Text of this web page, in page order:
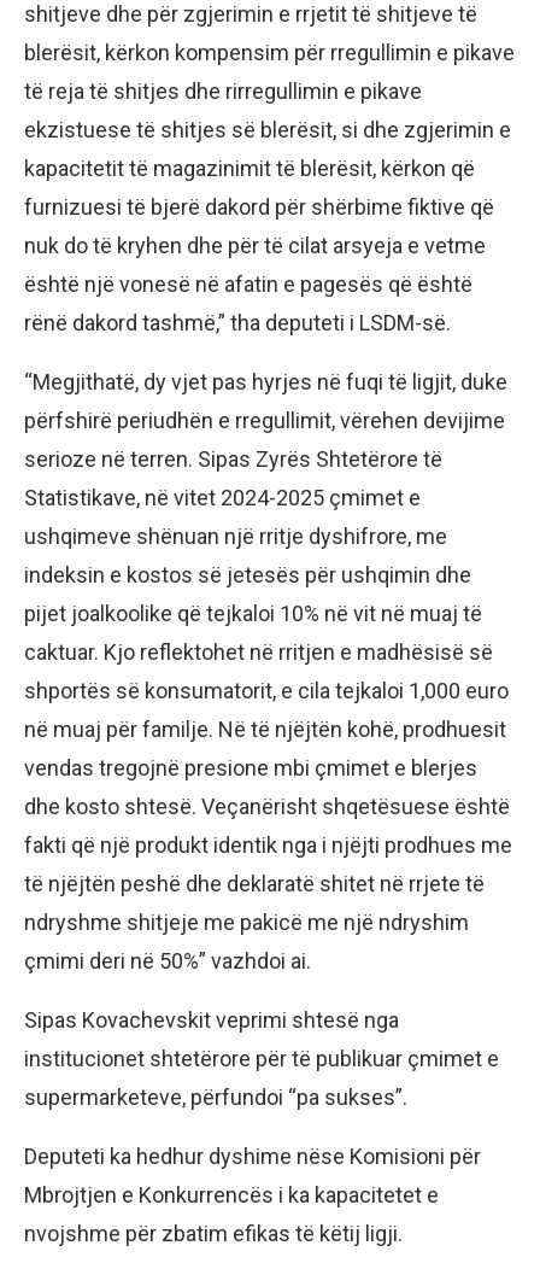
shitjeve dhe për zgjerimin e rrjetit të shitjeve të
blerësit, kërkon kompensim për rregullimin e pikave
të reja të shitjes dhe rirregullimin e pikave
ekzistuese të shitjes së blerësit, si dhe zgjerimin e
kapacitetit të magazinimit të blerësit, kërkon që
furnizuesi të bjerë dakord për shërbime fiktive që
nuk do të kryhen dhe për të cilat arsyeja e vetme
është një vonesë në afatin e pagesës që është
rënë dakord tashmë,” tha deputeti i LSDM-së.
“Megjithatë, dy vjet pas hyrjes në fuqi të ligjit, duke
përfshirë periudhën e rregullimit, vërehen devijime
serioze në terren. Sipas Zyrës Shtetërore të
Statistikave, në vitet 2024-2025 çmimet e
ushqimeve shënuan një rritje dyshifrore, me
indeksin e kostos së jetesës për ushqimin dhe
pijet joalkoolike që tejkaloi 10% në vit në muaj të
caktuar. Kjo reflektohet në rritjen e madhësisë së
shportës së konsumatorit, e cila tejkaloi 1,000 euro
në muaj për familje. Në të njëjtën kohë, prodhuesit
vendas tregojnë presione mbi çmimet e blerjes
dhe kosto shtesë. Veçanërisht shqetësuese është
fakti që një produkt identik nga i njëjti prodhues me
të njëjtën peshë dhe deklaratë shitet në rrjete të
ndryshme shitjeje me pakicë me një ndryshim
çmimi deri në 50%” vazhdoi ai.
Sipas Kovachevskit veprimi shtesë nga
institucionet shtetërore për të publikuar çmimet e
supermarketeve, përfundoi “pa sukses”.
Deputeti ka hedhur dyshime nëse Komisioni për
Mbrojtjen e Konkurrencës i ka kapacitetet e
nvojshme për zbatim efikas të këtij ligji.